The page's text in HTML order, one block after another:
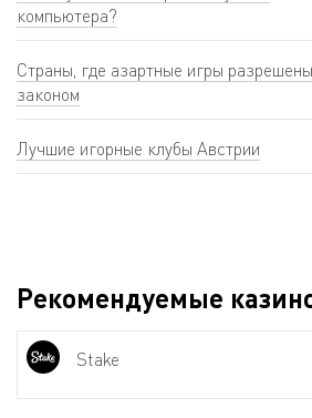
компьютера?
Страны, где азартные игры разрешены
законом
Лучшие игорные клубы Австрии
Рекомендуемые
Stake